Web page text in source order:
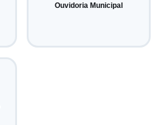
Ouvidoria Municipal